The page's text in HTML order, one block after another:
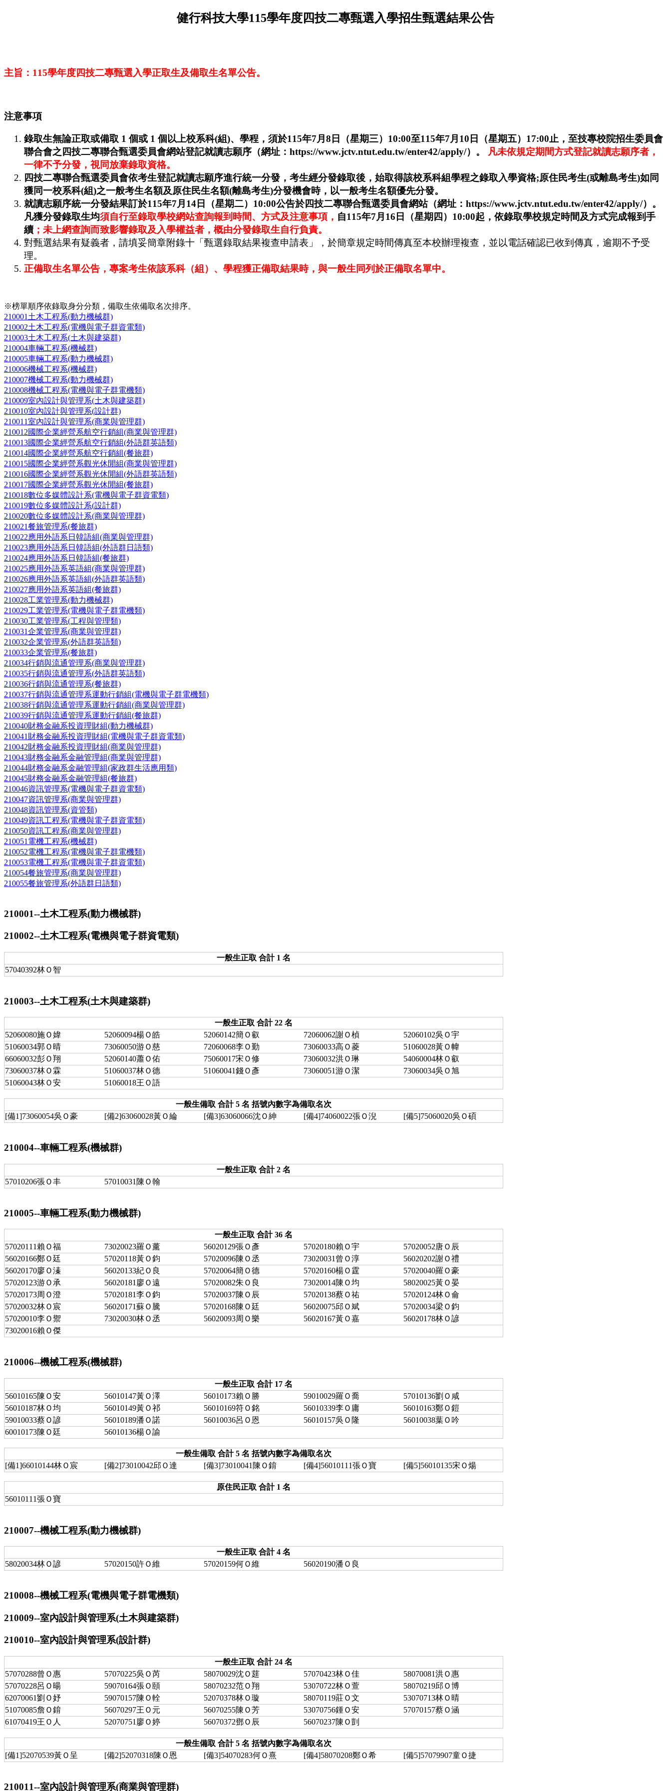
健行科技大學115學年度四技二專甄選入學招生甄選結果公告
主旨：115學年度四技二專甄選入學正取生及備取生名單公告。
注意事項
錄取生無論正取或備取 1 個或 1 個以上校系科(組)、學程，須於115年7月8日（星期三）10:00至115年7月10日（星期五）17:00止，至技專校院招生委員會
聯合會之四技二專聯合甄選委員會網站登記就讀志願序（網址：https://www.jctv.ntut.edu.tw/enter42/apply/）。
凡未依規定期間方式登記就讀志願序者，
一律不予分發，視同放棄錄取資格。
四技二專聯合甄選委員會依考生登記就讀志願序進行統一分發，考生經分發錄取後，始取得該校系科組學程之錄取入學資格;原住民考生(或離島考生)如同
獲同一校系科(組)之一般考生名額及原住民生名額(離島考生)分發機會時，以一般考生名額優先分發。
就讀志願序統一分發結果訂於115年7月14日（星期二）10:00公告於四技二專聯合甄選委員會網站（網址：https://www.jctv.ntut.edu.tw/enter42/apply/）。
凡獲分發錄取生均須自行至錄取學校網站查詢報到時間、方式及注意事項， 自115年7月16日（星期四）10:00起，依錄取學校規定時間及方式完成報到手
續 ；未上網查詢而致影響錄取及入學權益者，概由分發錄取生自行負責。
對甄選結果有疑義者，請填妥簡章附錄十「甄選錄取結果複查申請表」，於簡章規定時間傳真至本校辦理複查，並以電話確認已收到傳真，逾期不予受
理。
正備取生名單公告，專案考生依該系科（組）、學程獲正備取結果時，與一般生同列於正備取名單中。
※榜單順序依錄取身分分類，備取生依備取名次排序。
210001土木工程系(動力機械群)
210002土木工程系(電機與電子群資電類)
210003土木工程系(土木與建築群)
210004車輛工程系(機械群)
210005車輛工程系(動力機械群)
210006機械工程系(機械群)
210007機械工程系(動力機械群)
210008機械工程系(電機與電子群電機類)
210009室內設計與管理系(土木與建築群)
210010室內設計與管理系(設計群)
210011室內設計與管理系(商業與管理群)
210012國際企業經營系航空行銷組(商業與管理群)
210013國際企業經營系航空行銷組(外語群英語類)
210014國際企業經營系航空行銷組(餐旅群)
210015國際企業經營系觀光休閒組(商業與管理群)
210016國際企業經營系觀光休閒組(外語群英語類)
210017國際企業經營系觀光休閒組(餐旅群)
210018數位多媒體設計系(電機與電子群資電類)
210019數位多媒體設計系(設計群)
210020數位多媒體設計系(商業與管理群)
210021餐旅管理系(餐旅群)
210022應用外語系日韓語組(商業與管理群)
210023應用外語系日韓語組(外語群日語類)
210024應用外語系日韓語組(餐旅群)
210025應用外語系英語組(商業與管理群)
210026應用外語系英語組(外語群英語類)
210027應用外語系英語組(餐旅群)
210028工業管理系(動力機械群)
210029工業管理系(電機與電子群電機類)
210030工業管理系(工程與管理類)
210031企業管理系(商業與管理群)
210032企業管理系(外語群英語類)
210033企業管理系(餐旅群)
210034行銷與流通管理系(商業與管理群)
210035行銷與流通管理系(外語群英語類)
210036行銷與流通管理系(餐旅群)
210037行銷與流通管理系運動行銷組(電機與電子群電機類)
210038行銷與流通管理系運動行銷組(商業與管理群)
210039行銷與流通管理系運動行銷組(餐旅群)
210040財務金融系投資理財組(動力機械群)
210041財務金融系投資理財組(電機與電子群資電類)
210042財務金融系投資理財組(商業與管理群)
210043財務金融系金融管理組(商業與管理群)
210044財務金融系金融管理組(家政群生活應用類)
210045財務金融系金融管理組(餐旅群)
210046資訊管理系(電機與電子群資電類)
210047資訊管理系(商業與管理群)
210048資訊管理系(資管類)
210049資訊工程系(電機與電子群資電類)
210050資訊工程系(商業與管理群)
210051電機工程系(機械群)
210052電機工程系(電機與電子群電機類)
210053電機工程系(電機與電子群資電類)
210054餐旅管理系(商業與管理群)
210055餐旅管理系(外語群日語類)
210001--土木工程系(動力機械群)
210002--土木工程系(電機與電子群資電類)
一般生正取 合計 1 名
57040392林Ｏ智
210003--土木工程系(土木與建築群)
一般生正取 合計 22 名
52060080施Ｏ媁
52060094楊Ｏ皓 52060142簡Ｏ叡 72060062謝Ｏ楨
52060102吳Ｏ宇
51060034郭Ｏ晴
73060050游Ｏ慈 72060068李Ｏ勤 73060033高Ｏ菱
51060028黃Ｏ幃
66060032彭Ｏ翔
52060140蕭Ｏ佑 75060017宋Ｏ修 73060032洪Ｏ琳
54060004林Ｏ叡
73060037林Ｏ霖
51060037林Ｏ德 51060041錢Ｏ彥 73060051游Ｏ潔
73060034吳Ｏ旭
51060043林Ｏ安
51060018王Ｏ語
一般生備取 合計 5 名 括號內數字為備取名次
[備1]73060054吳Ｏ豪
[備2]63060028黃Ｏ綸 [備3]63060066沈Ｏ紳 [備4]74060022張Ｏ淣 [備5]75060020吳Ｏ碩
210004--車輛工程系(機械群)
一般生正取 合計 2 名
57010206張Ｏ丰
57010031陳Ｏ翰
210005--車輛工程系(動力機械群)
一般生正取 合計 36 名
57020111賴Ｏ福
73020023羅Ｏ薰 56020129張Ｏ彥 57020180賴Ｏ宇
57020052唐Ｏ辰
56020166鄭Ｏ廷
57020118黃Ｏ鈞 57020096陳Ｏ丞 73020031曾Ｏ淳
56020202謝Ｏ禮
56020170廖Ｏ溱
56020133紀Ｏ良 57020064簡Ｏ德 57020160楊Ｏ霆
57020040羅Ｏ豪
57020123游Ｏ承
56020181廖Ｏ遠 57020082朱Ｏ良 73020014陳Ｏ均
58020025黃Ｏ晏
57020173周Ｏ澄
57020181李Ｏ鈞 57020037陳Ｏ辰 57020138蔡Ｏ祐
57020124林Ｏ侖
57020032林Ｏ宸
56020171蘇Ｏ騰 57020168陳Ｏ廷 56020075邱Ｏ斌
57020034梁Ｏ鈞
57020010李Ｏ禦
73020030林Ｏ丞 56020093周Ｏ樂 56020167黃Ｏ嘉
56020178林Ｏ諺
73020016賴Ｏ傑
210006--機械工程系(機械群)
一般生正取 合計 17 名
56010165陳Ｏ安
56010147黃Ｏ澤 56010173賴Ｏ勝 59010029羅Ｏ喬
57010136劉Ｏ咸
56010187林Ｏ均
56010149黃Ｏ祁 56010169符Ｏ銘 56010339李Ｏ庸
56010163鄭Ｏ鎧
59010033蔡Ｏ諺
56010189潘Ｏ諾 56010036呂Ｏ恩 56010157吳Ｏ隆
56010038葉Ｏ吟
60010173陳Ｏ廷
56010136楊Ｏ諭
一般生備取 合計 5 名 括號內數字為備取名次
[備1]66010144林Ｏ宸
[備2]73010042邱Ｏ達 [備3]73010041陳Ｏ錥 [備4]56010111張Ｏ寶 [備5]56010135宋Ｏ煬
原住民正取 合計 1 名
56010111張Ｏ寶
210007--機械工程系(動力機械群)
一般生正取 合計 4 名
58020034林Ｏ諺
57020150許Ｏ維 57020159何Ｏ維 56020190潘Ｏ良
210008--機械工程系(電機與電子群電機類)
210009--室內設計與管理系(土木與建築群)
210010--室內設計與管理系(設計群)
一般生正取 合計 24 名
57070288曾Ｏ惠
57070225吳Ｏ芮 58070029沈Ｏ莛 57070423林Ｏ佳
58070081洪Ｏ惠
57070228呂Ｏ暘
59070164張Ｏ頤 58070232范Ｏ翔 53070722林Ｏ萱
58070219邱Ｏ博
62070061劉Ｏ妤
59070157陳Ｏ輇 52070378林Ｏ璇 58070119莊Ｏ文
53070713林Ｏ晴
51070085詹Ｏ錥
56070297王Ｏ元 56070255陳Ｏ芳 53070756鍾Ｏ安
57070157蔡Ｏ涵
61070419王Ｏ人
52070751廖Ｏ婷 56070372鄧Ｏ辰 56070237陳Ｏ剴
一般生備取 合計 5 名 括號內數字為備取名次
[備1]52070539黃Ｏ呈
[備2]52070318陳Ｏ恩 [備3]54070283何Ｏ熹 [備4]58070208鄭Ｏ希 [備5]57079907童Ｏ捷
210011--室內設計與管理系(商業與管理群)